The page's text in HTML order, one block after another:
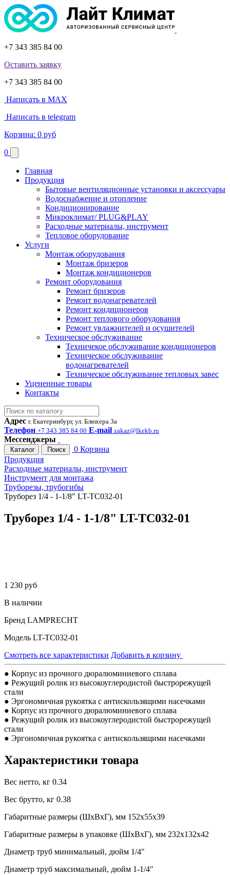
+7 343 385 84 00
Оставить заявку
+7 343 385 84 00
Написать в MAX
Написать в telegram
Корзина: 0 руб
0
Главная
Продукция
Бытовые вентиляционные установки и аксессуары
Водоснабжение и отопление
Кондиционирование
Микроклимат/ PLUG&PLAY
Расходные материалы, инструмент
Тепловое оборудование
Услуги
Монтаж оборудования
Монтаж бризеров
Монтаж кондиционеров
Ремонт оборудования
Ремонт бризеров
Ремонт водонагревателей
Ремонт кондиционеров
Ремонт теплового оборудования
Ремонт увлажнителей и осушителей
Техническое обслуживание
Техничекое обслуживание кондиционеров
Техническое обслуживание
водонагревателей
Техническое обслуживание тепловых завес
Уцененные товары
Контакты
Адрес г. Екатеринбург, ул. Блюхера 3а
Телефон +7 343 385 84 00 E-mail zakaz@lkekb.ru
Мессенджеры
Каталог Поиск 0 Корзина
Продукция
Расходные материалы, инструмент
Инструмент для монтажа
Труборезы, трубогибы
Труборез 1/4 - 1-1/8" LT-TC032-01
Труборез 1/4 - 1-1/8" LT-TC032-01
1 230 руб
В наличии
Бренд LAMPRECHT
Модель LT-TC032-01
Смотреть все характеристики Добавить в корзину
● Корпус из прочного дюралюминиевого сплава
● Режущий ролик из высокоуглеродистой быстрорежущей
стали
● Эргономичная рукоятка с антискользящими насечками
● Корпус из прочного дюралюминиевого сплава
● Режущий ролик из высокоуглеродистой быстрорежущей
стали
● Эргономичная рукоятка с антискользящими насечками
Характеристики товара
Вес нетто, кг 0.34
Вес брутто, кг 0.38
Габаритные размеры (ШxВxГ), мм 152x55x39
Габаритные размеры в упаковке (ШxВxГ), мм 232x132x42
Диаметр труб минимальный, дюйм 1/4"
Диаметр труб максимальный, дюйм 1-1/4"